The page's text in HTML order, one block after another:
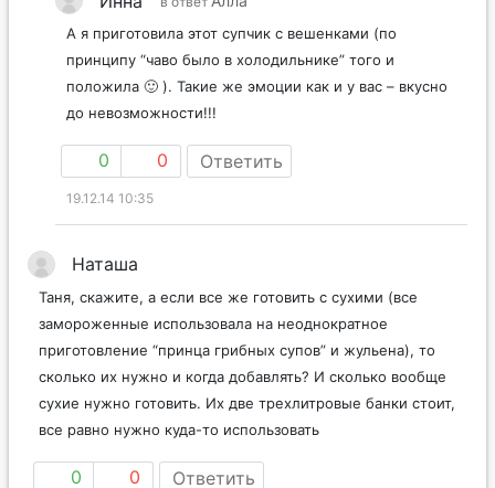
А я приготовила этот супчик с вешенками (по
принципу “чаво было в холодильнике” того и
положила 🙂 ). Такие же эмоции как и у вас – вкусно
до невозможности!!!
0 0 Ответить
19.12.14 10:35
Наташа
Таня, скажите, а если все же готовить с сухими (все
замороженные использовала на неоднократное
приготовление “принца грибных супов” и жульена), то
сколько их нужно и когда добавлять? И сколько вообще
сухие нужно готовить. Их две трехлитровые банки стоит,
все равно нужно куда-то использовать
0 0 Ответить